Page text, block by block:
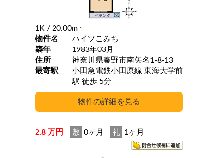
1K / 20.00m 2
物件名
ハイツこみち
築年
1983年03月
住所
神奈川県秦野市南矢名1-8-13
最寄駅
小田急電鉄小田原線 東海大学前
駅 徒歩 5分
2.8 万円 敷 0ヶ月 礼 1ヶ月